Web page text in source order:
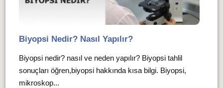
Biyopsi Nedir? Nasıl Yapılır?
Biyopsi nedir? nasıl ve neden yapılır? Biyopsi tahlil
sonuçları öğren,biyopsi hakkında kısa bilgi. Biyopsi,
mikroskop...